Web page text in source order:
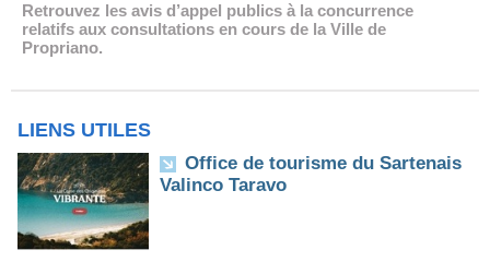
Retrouvez les avis d’appel publics à la concurrence
relatifs aux consultations en cours de la Ville de
Propriano.
LIENS UTILES
Office de tourisme du Sartenais
Valinco Taravo